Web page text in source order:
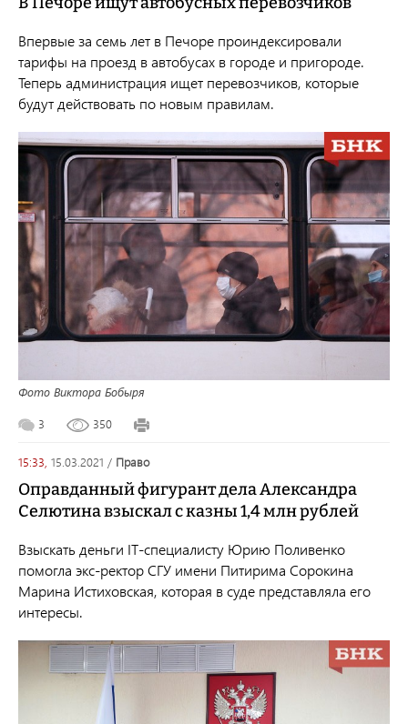
Впервые за семь лет в Печоре проиндексировали
тарифы на проезд в автобусах в городе и пригороде.
Теперь администрация ищет перевозчиков, которые
будут действовать по новым правилам.
Фото Виктора Бобыря
3 350
15:33, 15.03.2021 / право
Оправданный фигурант дела Александра
Селютина взыскал с казны 1,4 млн рублей
Взыскать деньги IT-специалисту Юрию Поливенко
помогла экс-ректор СГУ имени Питирима Сорокина
Марина Истиховская, которая в суде представляла его
интересы.